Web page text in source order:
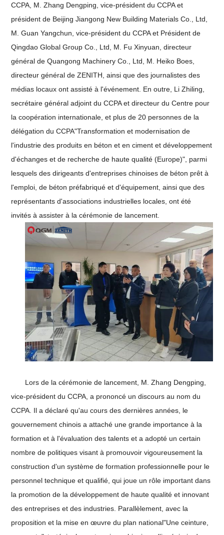
CCPA, M. Zhang Dengping, vice-président du CCPA et
président de Beijing Jiangong New Building Materials Co., Ltd,
M. Guan Yangchun, vice-président du CCPA et Président de
Qingdao Global Group Co., Ltd, M. Fu Xinyuan, directeur
général de Quangong Machinery Co., Ltd, M. Heiko Boes,
directeur général de ZENITH, ainsi que des journalistes des
médias locaux ont assisté à l'événement. En outre, Li Zhiling,
secrétaire général adjoint du CCPA et directeur du Centre pour
la coopération internationale, et plus de 20 personnes de la
délégation du CCPA"Transformation et modernisation de
l'industrie des produits en béton et en ciment et développement
d'échanges et de recherche de haute qualité (Europe)", parmi
lesquels des dirigeants d'entreprises chinoises de béton prêt à
l'emploi, de béton préfabriqué et d'équipement, ainsi que des
représentants d'associations industrielles locales, ont été
invités à assister à la cérémonie de lancement.
Lors de la cérémonie de lancement, M. Zhang Dengping,
vice-président du CCPA, a prononcé un discours au nom du
CCPA. Il a déclaré qu'au cours des dernières années, le
gouvernement chinois a attaché une grande importance à la
formation et à l'évaluation des talents et a adopté un certain
nombre de politiques visant à promouvoir vigoureusement la
construction d'un système de formation professionnelle pour le
personnel technique et qualifié, qui joue un rôle important dans
la promotion de la développement de haute qualité et innovant
des entreprises et des industries. Parallèlement, avec la
proposition et la mise en œuvre du plan national"Une ceinture,